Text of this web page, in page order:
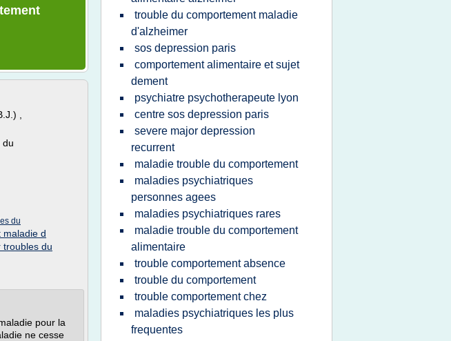
,
du
du
maladie d
troubles du
pour la
ne cesse
trouble du comportement maladie
d'alzheimer
sos depression paris
comportement alimentaire et sujet
dement
psychiatre psychotherapeute lyon
centre sos depression paris
severe major depression
recurrent
maladie trouble du comportement
maladies psychiatriques
personnes agees
maladies psychiatriques rares
maladie trouble du comportement
alimentaire
trouble comportement absence
trouble du comportement
trouble comportement chez
maladies psychiatriques les plus
frequentes